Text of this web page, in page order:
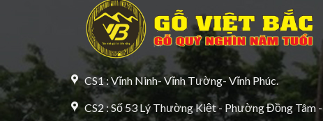
CS1 : Vĩnh Ninh- Vĩnh Tường- Vĩnh Phúc.
CS2 : Số 53 Lý Thường Kiệt - Phường Đồng Tâm -